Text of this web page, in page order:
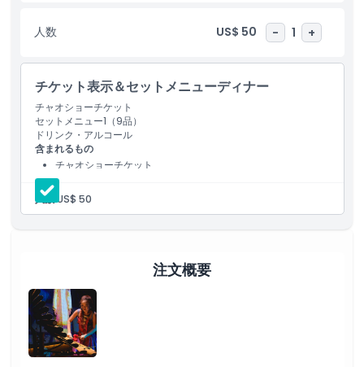
より、座席の位置に関係なく、すべてのゲストが中心的な聴覚体験
を楽しめます。タット・ミー・ローン監督のもと、アーティストの
ハイライト
含まれるもの
子供／大人ポリシー
営業時間
注意事項
人数 US$ 50 - 1 +
チケット表示＆セットメニューディナー
チャオショーチケット
セットメニュー1（9品）
ドリンク・アルコール
含まれるもの
チャオショーチケット
セットメニュー1（9品）
ドリンク・アルコール
人数: US$ 50
注文概要